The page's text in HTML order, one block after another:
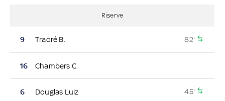
Riserve
9 Traoré B. 82'
16 Chambers C.
6 Douglas Luiz 45'